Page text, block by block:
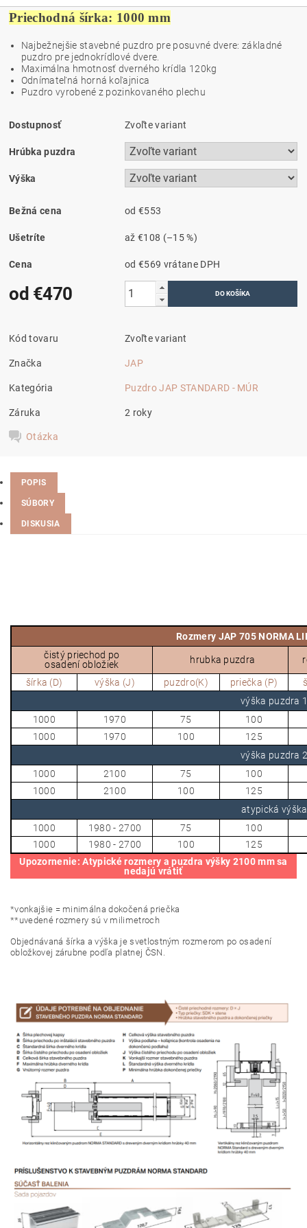
Priechodná šírka: 1000 mm
Najbežnejšie stavebné puzdro pre posuvné dvere: základné
puzdro pre jednokrídlové dvere.
Maximálna hmotnosť dverného krídla 120kg
Odnímateľná horná koľajnica
Puzdro vyrobené z pozinkovaného plechu
Dostupnosť Zvoľte variant
Hrúbka puzdra
Výška
Bežná cena od €553
Ušetríte až€108 (–15 %)
Cena od €569 vrátane DPH
od €470
Kód tovaru Zvoľte variant
Značka JAP
Kategória Puzdro JAP STANDARD - MÚR
Záruka 2 roky
Otázka
POPIS
SÚBORY
DISKUSIA
Rozmery JAP 705 NORMA
čistý priechod po
osadení obložiek
hrubka puzdra r
šírka (D) výška (J) puzdro(K) priečka (P)
výška puzdra
1000
1970 75
100
1000
1970 100
125
výška puzdra
1000
2100 75
100
1000
2100 100
125
atypická
1000
1980 - 2700 75
100
1000
1980 - 2700 100
125
Upozornenie: Atypické rozmery a puzdra výšky 2100 mm sa
nedajú vrátiť
*vonkajšie = minimálna dokočená priečka
**uvedené rozmery sú v milimetroch
Objednávaná šírka a výška je svetlostným rozmerom po osadení
obložkovej zárubne podľa platnej ČSN.